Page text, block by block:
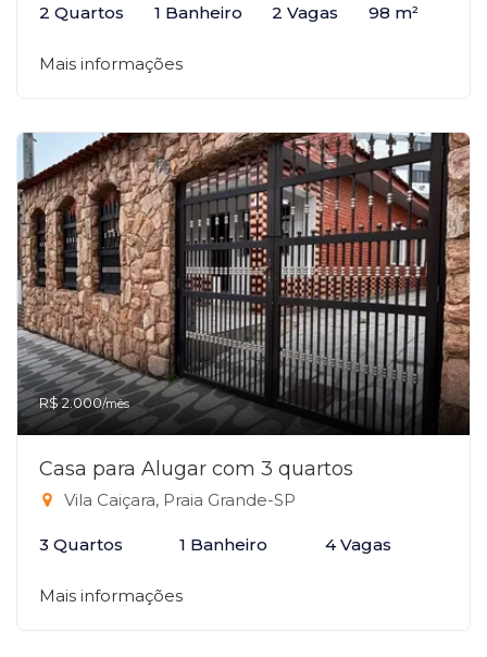
2 Quartos 1 Banheiro 2 Vagas 98 m²
Mais informações
R$ 2.000/mês
Casa para Alugar com 3 quartos
Vila Caiçara, Praia Grande-SP
3 Quartos 1 Banheiro 4 Vagas
Mais informações